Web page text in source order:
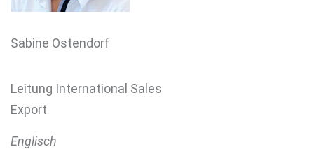
Sabine Ostendorf
Leitung International Sales
Export
Englisch